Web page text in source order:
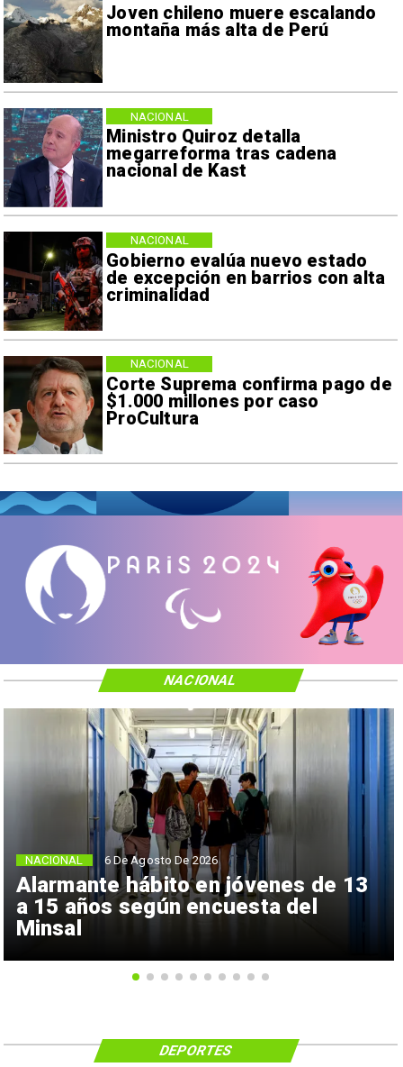
Joven chileno muere escalando
montaña más alta de Perú
Ministro Quiroz detalla
megarreforma tras cadena
nacional de Kast
NACIONAL
Gobierno evalúa nuevo estado
de excepción en barrios con alta
criminalidad
NACIONAL
Corte Suprema confirma pago de
$1.000 millones por caso
ProCultura
NACIONAL
Alarmante hábito en jóvenes de 13
a 15 años según encuesta del
Minsal
NACIONAL 6 De Agosto De 2026
NACIONAL
DEPORTES